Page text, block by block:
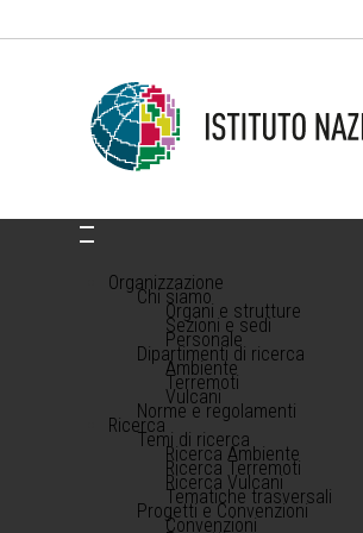
Organizzazione
Chi siamo
Organi e strutture
Sezioni e sedi
Personale
Dipartimenti di ricerca
Ambiente
Terremoti
Vulcani
Norme e regolamenti
Ricerca
Temi di ricerca
Ricerca Ambiente
Ricerca Terremoti
Ricerca Vulcani
Tematiche trasversali
Progetti e Convenzioni
Convenzioni